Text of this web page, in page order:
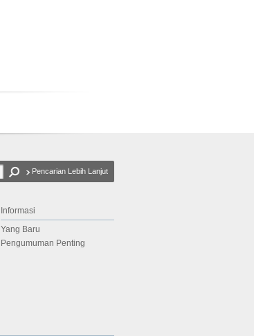
Pencarian Lebih Lanjut
Informasi
Yang Baru
Pengumuman Penting